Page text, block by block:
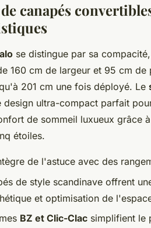
canapés
se distingue par sa
160 cm de largeur et 95 cm
201 cm une fois déployé. Le
design ultra-compact parfait
de sommeil luxueux grâce
étoiles.
de l'astuce avec des
de style scandinave offrent
et optimisation de
BZ et Clic-Clac simplifient le